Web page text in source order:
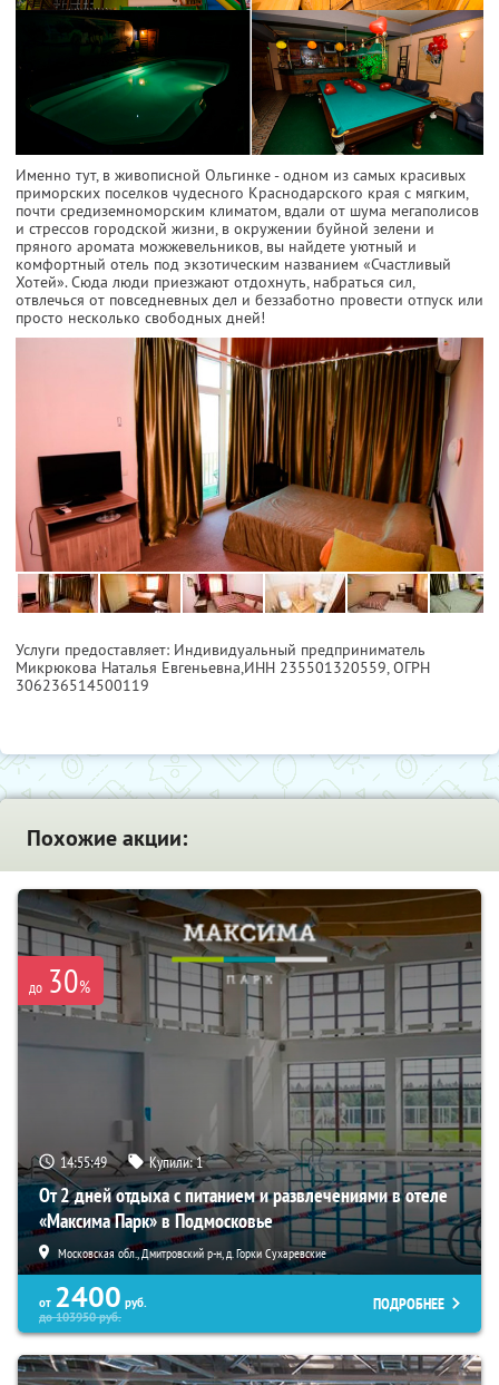
Именно тут, в живописной Ольгинке - одном из самых красивых
приморских поселков чудесного Краснодарского края с мягким,
почти средиземноморским климатом, вдали от шума мегаполисов
и стрессов городской жизни, в окружении буйной зелени и
пряного аромата можжевельников, вы найдете уютный и
комфортный отель под экзотическим названием «Счастливый
Хотей». Сюда люди приезжают отдохнуть, набраться сил,
отвлечься от повседневных дел и беззаботно провести отпуск или
просто несколько свободных дней!
Услуги предоставляет: Индивидуальный предприниматель
Микрюкова Наталья Евгеньевна, ИНН 235501320559 , ОГРН
306236514500119
Похожие акции:
до 30%
14:55:48 Купили:1
От 2 дней отдыха с питанием и развлечениями в отеле
«Максима Парк» в Подмосковье
Московская обл., Дмитровский р-н, д. Горки Сухаревские
от 2400 руб.
до103950руб.
ПОДРОБНЕЕ